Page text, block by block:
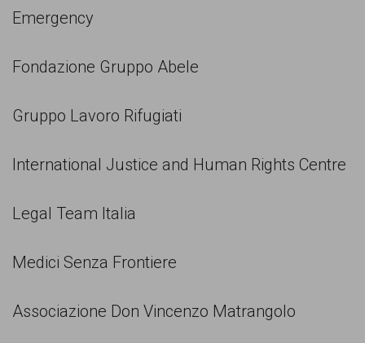
Emergency
Fondazione Gruppo Abele
Gruppo Lavoro Rifugiati
International Justice and Human Rights Centre
Legal Team Italia
Medici Senza Frontiere
Associazione Don Vincenzo Matrangolo